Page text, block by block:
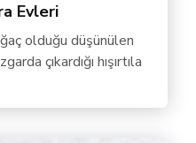
Evleri
olduğu düşünülen
çıkardığı hışırtıla